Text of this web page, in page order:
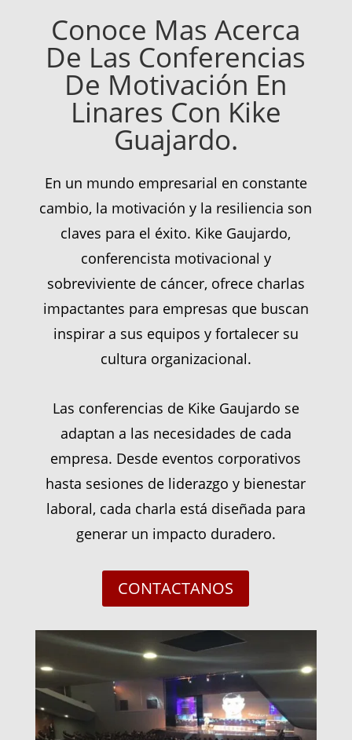
Conoce Mas Acerca
De Las Conferencias
De Motivación En
Linares Con Kike
Guajardo.
En un mundo empresarial en constante
cambio, la motivación y la resiliencia son
claves para el éxito. Kike Gaujardo,
conferencista motivacional y
sobreviviente de cáncer, ofrece charlas
impactantes para empresas que buscan
inspirar a sus equipos y fortalecer su
cultura organizacional.
Las conferencias de Kike Gaujardo se
adaptan a las necesidades de cada
empresa. Desde eventos corporativos
hasta sesiones de liderazgo y bienestar
laboral, cada charla está diseñada para
generar un impacto duradero.
CONTACTANOS